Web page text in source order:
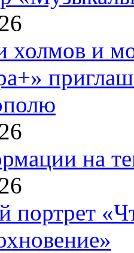
холмов и
на
портрет